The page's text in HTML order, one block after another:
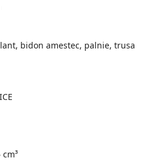
bidon amestec, palnie, trusa